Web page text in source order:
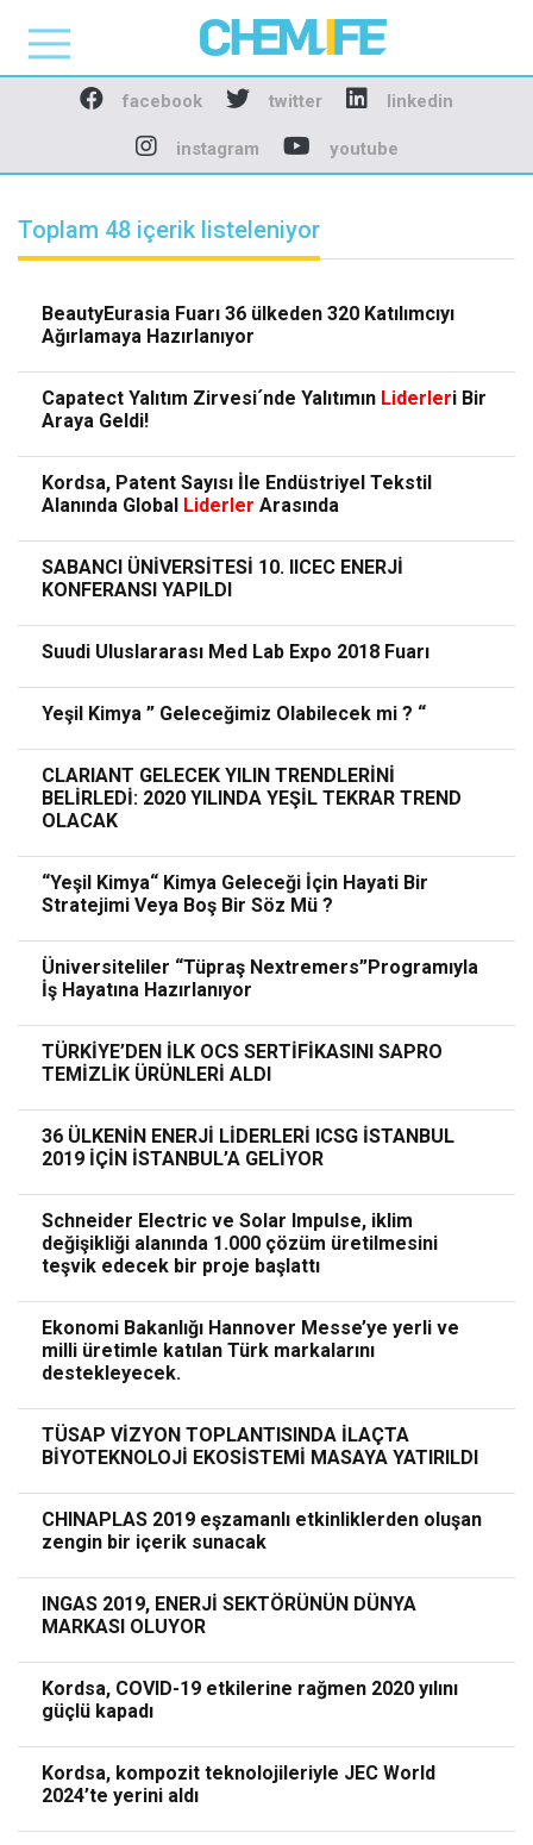
Chemlife - Basılı ve
facebook twitter linkedin
instagram youtube
Toplam 48 içerik listeleniyor
BeautyEurasia Fuarı 36 ülkeden 320 Katılımcıyı
Ağırlamaya Hazırlanıyor
Capatect Yalıtım Zirvesi´nde Yalıtımın Liderleri Bir
Araya Geldi!
Kordsa, Patent Sayısı İle Endüstriyel Tekstil
Alanında Global Liderler Arasında
SABANCI ÜNİVERSİTESİ 10. IICEC ENERJİ
KONFERANSI YAPILDI
Suudi Uluslararası Med Lab Expo 2018 Fuarı
Yeşil Kimya ” Geleceğimiz Olabilecek mi ? “
CLARIANT GELECEK YILIN TRENDLERİNİ
BELİRLEDİ: 2020 YILINDA YEŞİL TEKRAR TREND
OLACAK
“Yeşil Kimya“ Kimya Geleceği İçin Hayati Bir
Stratejimi Veya Boş Bir Söz Mü ?
Üniversiteliler “Tüpraş Nextremers”Programıyla
İş Hayatına Hazırlanıyor
TÜRKİYE’DEN İLK OCS SERTİFİKASINI SAPRO
TEMİZLİK ÜRÜNLERİ ALDI
36 ÜLKENİN ENERJİ LİDERLERİ ICSG İSTANBUL
2019 İÇİN İSTANBUL’A GELİYOR
Schneider Electric ve Solar Impulse, iklim
değişikliği alanında 1.000 çözüm üretilmesini
teşvik edecek bir proje başlattı
Ekonomi Bakanlığı Hannover Messe’ye yerli ve
milli üretimle katılan Türk markalarını
destekleyecek.
TÜSAP VİZYON TOPLANTISINDA İLAÇTA
BİYOTEKNOLOJİ EKOSİSTEMİ MASAYA YATIRILDI
CHINAPLAS 2019 eşzamanlı etkinliklerden oluşan
zengin bir içerik sunacak
INGAS 2019, ENERJİ SEKTÖRÜNÜN DÜNYA
MARKASI OLUYOR
Kordsa, COVID-19 etkilerine rağmen 2020 yılını
güçlü kapadı
Kordsa, kompozit teknolojileriyle JEC World
2024’te yerini aldı